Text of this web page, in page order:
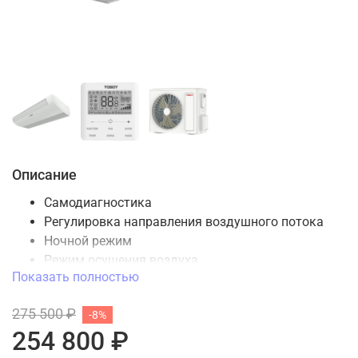
Описание
Самодиагностика
Регулировка направления воздушного потока
Ночной режим
Режим осушения воздуха
Таймер включения / выключения
Режим вентиляции
Теплый пуск
Показать полностью
275 500 ₽
254 800 ₽
-8%